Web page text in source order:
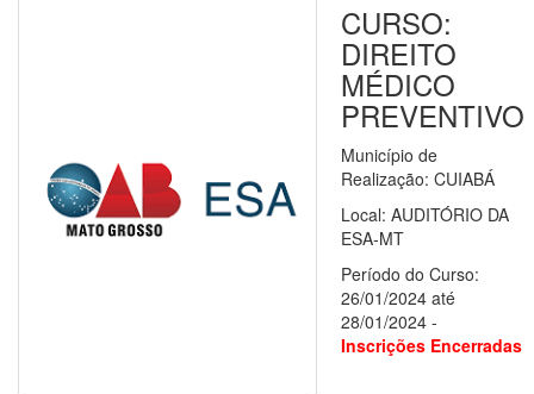
CURSO:
DIREITO
MÉDICO
PREVENTIVO
Município de
Realização: CUIABÁ
Local: AUDITÓRIO DA
ESA-MT
Período do Curso:
26/01/2024 até
28/01/2024 -
Inscrições Encerradas